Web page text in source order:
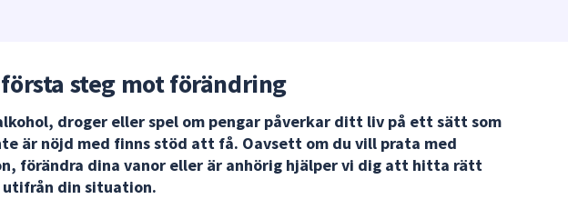
steg mot förändring
droger eller spel om pengar påverkar ditt liv på ett sätt som
är nöjd med finns stöd att få. Oavsett om du vill prata med
förändra dina vanor eller är anhörig hjälper vi dig att hitta rätt
din situation.